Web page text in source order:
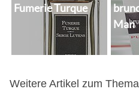
Fumerie Turque
Man
Weitere Artikel zum